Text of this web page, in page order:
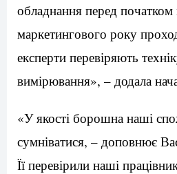
обладнання перед
маркетингового року
експерти перевіряють
вимірювання», – додала
«У якості борошна наші
сумніватися, – доповнює
Її перевірили наші